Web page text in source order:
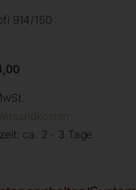
914/150
ca. 2 - 3 Tage